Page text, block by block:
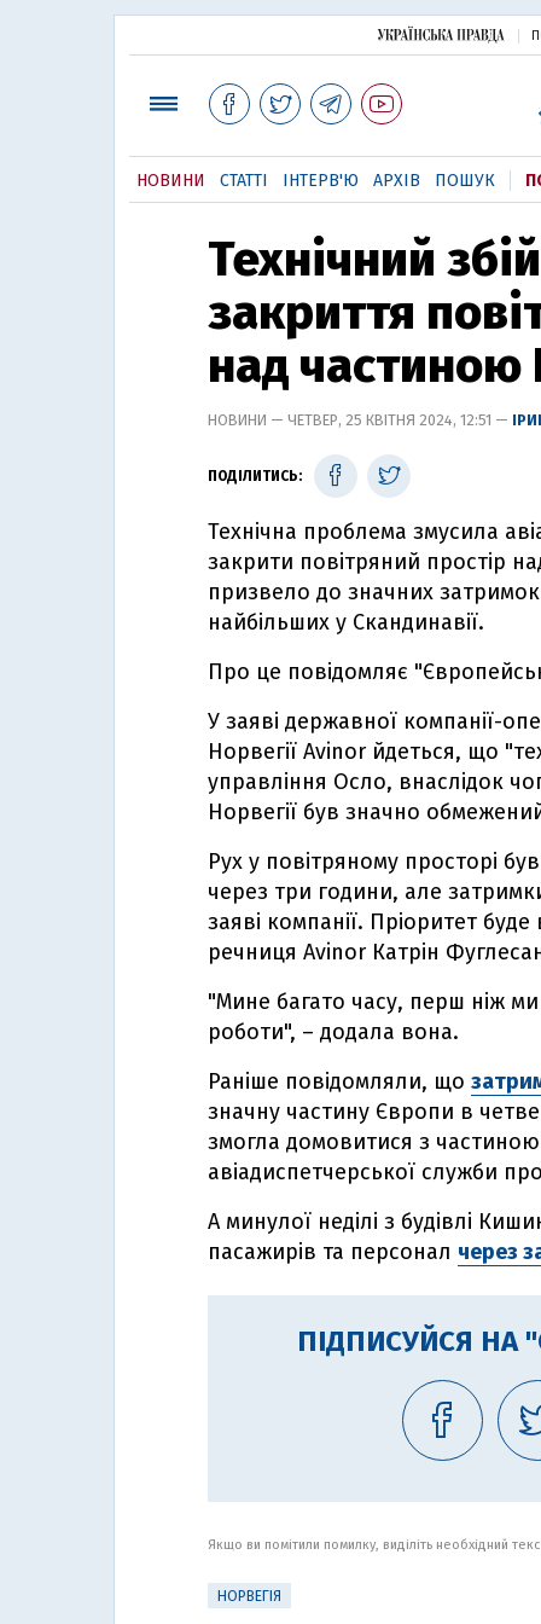
НОВИНИ СТАТТІ ІНТЕРВ'Ю АРХІВ ПОШУК
Технічний
закриття
над частиною
НОВИНИ — ЧЕТВЕР, 25 КВІТНЯ 2024, 12:51 —
ПОДІЛИТИСЬ:
Технічна проблема змусила
закрити повітряний простір
призвело до значних
найбільших у Скандинавії.
Про це повідомляє
У заяві державної компанії-
Норвегії Avinor йдеться, що
управління Осло, внаслідок
Норвегії був значно
Рух у повітряному просторі
через три години, але
заяві компанії. Пріоритет
речниця Avinor Катрін
"Мине багато часу, перш ніж
роботи", – додала вона.
Раніше повідомляли, що
значну частину Європи в
змогла домовитися з
авіадиспетчерської служби
А минулої неділі з будівлі
пасажирів та персонал через
ПІДПИСУЙСЯ НА
Якщо ви помітили помилку, виділіть необхідний
НОРВЕГІЯ